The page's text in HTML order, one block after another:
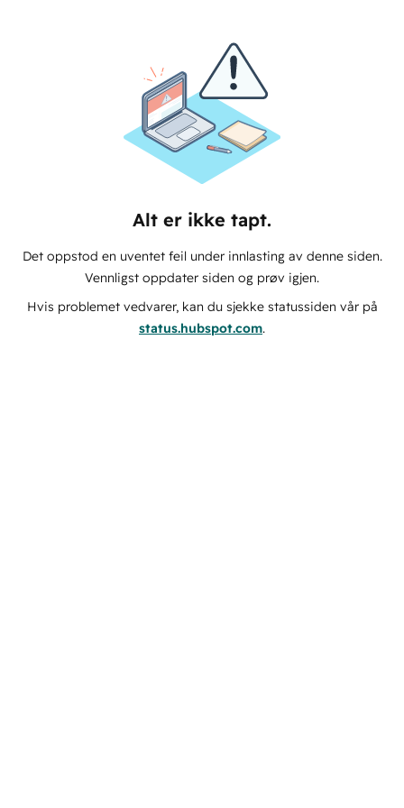
Alt er ikke tapt.
Det oppstod en uventet feil under innlasting av denne siden.
Vennligst oppdater siden og prøv igjen.
Hvis problemet vedvarer, kan du sjekke statussiden vår på
status.hubspot.com.